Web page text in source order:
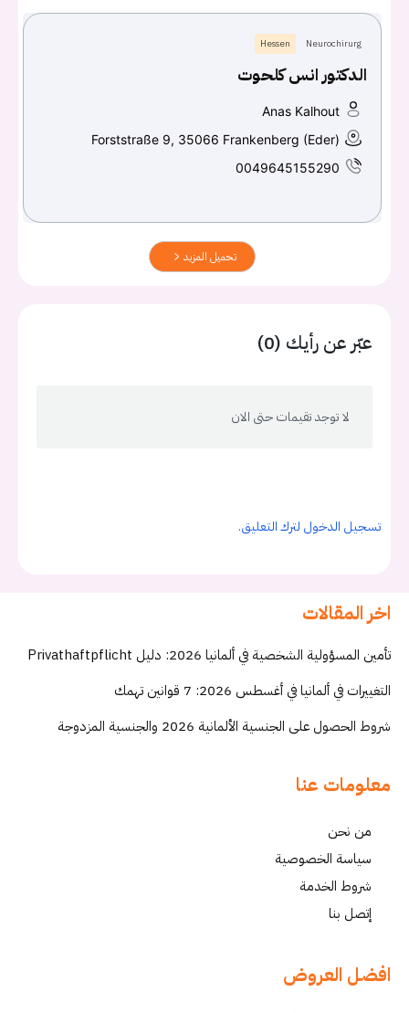
Neurochirurg
Hessen
الدكتور انس كلحوت
Anas Kalhout
Forststraße 9, 35066 Frankenberg (Eder)
0049645155290
تحميل المزيد
عبّر عن رأيك (0)
لا توجد تقيمات حتى الان
تسجيل الدخول لترك التعليق.
اخر المقالات
تأمين المسؤولية الشخصية في ألمانيا 2026: دليل Privathaftpflicht
التغييرات في ألمانيا في أغسطس 2026: 7 قوانين تهمك
شروط الحصول على الجنسية الألمانية 2026 والجنسية المزدوجة
معلومات عنا
من نحن
سياسة الخصوصية
شروط الخدمة
إتصل بنا
افضل العروض